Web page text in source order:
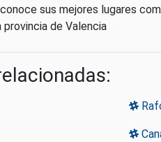
sus mejores lugares
provincia de Valencia